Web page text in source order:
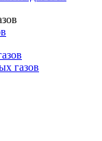
газов